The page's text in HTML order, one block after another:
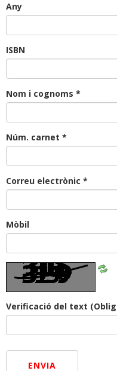
Any
ISBN
Nom i cognoms *
Núm. carnet *
Correu electrònic *
Mòbil
Verificació del text
ENVIA